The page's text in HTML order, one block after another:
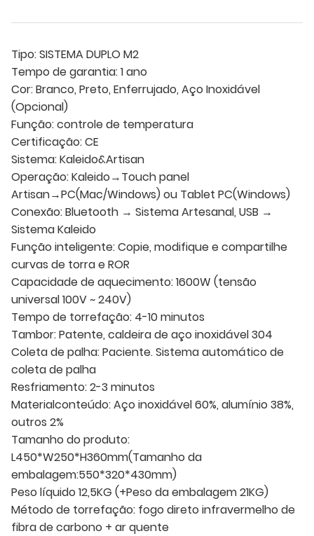
Tipo: SISTEMA DUPLO M2
Tempo de garantia: 1 ano
Cor: Branco, Preto, Enferrujado, Aço Inoxidável
(Opcional)
Função: controle de temperatura
Certificação: CE
Sistema: Kaleido&Artisan
Operação: Kaleido→Touch panel
Artisan→PC(Mac/Windows) ou Tablet PC(Windows)
Conexão: Bluetooth → Sistema Artesanal, USB →
Sistema Kaleido
Função inteligente: Copie, modifique e compartilhe
curvas de torra e ROR
Capacidade de aquecimento: 1600W (tensão
universal 100V ~ 240V)
Tempo de torrefação: 4-10 minutos
Tambor: Patente, caldeira de aço inoxidável 304
Coleta de palha: Paciente. Sistema automático de
coleta de palha
Resfriamento: 2-3 minutos
Materialconteúdo: Aço inoxidável 60%, alumínio 38%,
outros 2%
Tamanho do produto:
L450*W250*H360mm(Tamanho da
embalagem:550*320*430mm)
Peso líquido 12,5KG (+Peso da embalagem 21KG)
Método de torrefação: fogo direto infravermelho de
fibra de carbono + ar quente